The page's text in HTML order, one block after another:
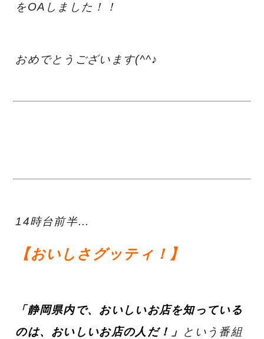
をOAしました！！
おめでとうございます(^^♪
14時台前半…
【おいしさグッティ！】
「静岡県内で、おいしいお店を知っている
のは、おいしいお店の人だ！」
という番組